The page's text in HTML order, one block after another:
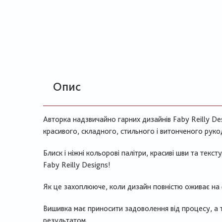
Опис
Авторка надзвичайно гарних дизайнів Faby Reilly
красивого, складного, стильного і витонченого
Блиск і ніжні кольорові палітри, красиві шви та
Faby Reilly Designs!​
Як це захоплююче, коли дизайн повністю оживає на
Вишивка має приносити задоволення від процесу, а